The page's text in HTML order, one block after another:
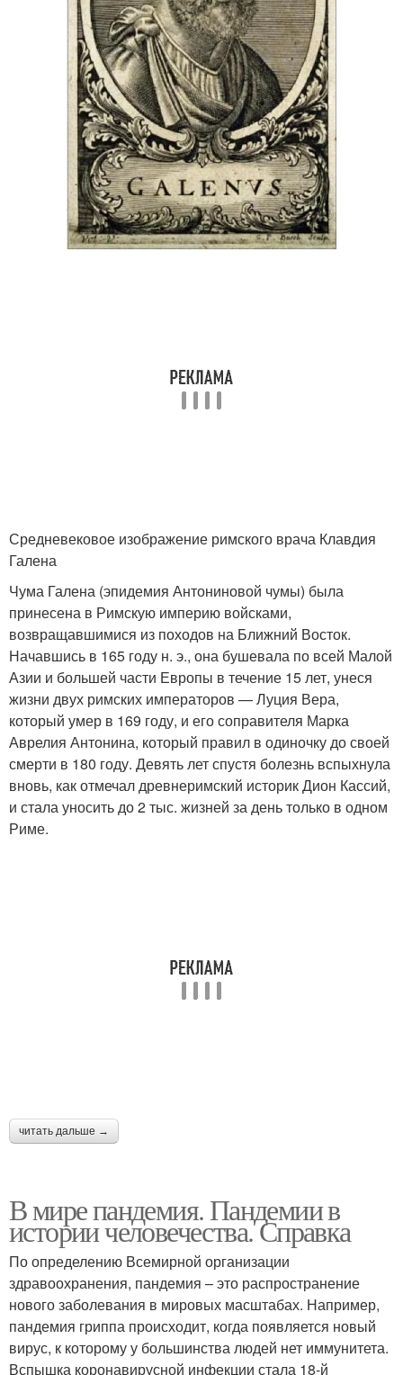
Средневековое изображение римского врача Клавдия
Галена
Чума Галена (эпидемия Антониновой чумы) была
принесена в Римскую империю войсками,
возвращавшимися из походов на Ближний Восток.
Начавшись в 165 году н. э., она бушевала по всей Малой
Азии и большей части Европы в течение 15 лет, унеся
жизни двух римских императоров — Луция Вера,
который умер в 169 году, и его соправителя Марка
Аврелия Антонина, который правил в одиночку до своей
смерти в 180 году. Девять лет спустя болезнь вспыхнула
вновь, как отмечал древнеримский историк Дион Кассий,
и стала уносить до 2 тыс. жизней за день только в одном
Риме.
читать дальше →
В мире пандемия. Пандемии в
истории человечества. Справка
По определению Всемирной организации
здравоохранения, пандемия – это распространение
нового заболевания в мировых масштабах. Например,
пандемия гриппа происходит, когда появляется новый
вирус, к которому у большинства людей нет иммунитета.
Вспышка коронавирусной инфекции стала 18-й